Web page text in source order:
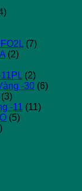
(7)
(2)
(2)
-30 (6)
(3)
-11 (11)
(5)